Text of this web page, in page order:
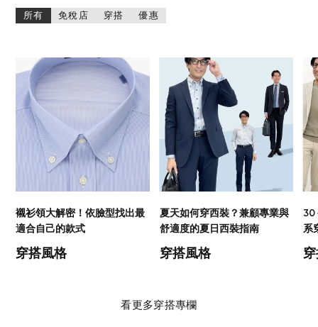
所有 免稅店 穿搭 優惠
襯衫領大解密！依臉型找出最
適合自己的款式
穿搭風格
夏天如何穿西裝？兼顧專業與
舒適度的夏日西裝指南
穿搭風格
30
系
穿
看更多穿搭專欄